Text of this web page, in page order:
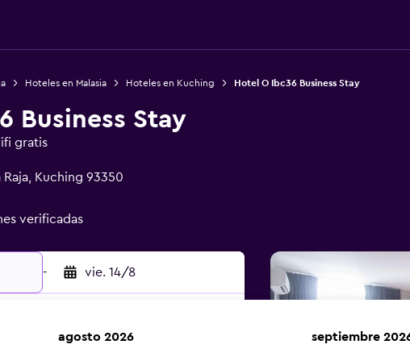
Hoteles en Malasia Hoteles en Kuching Hotel O Ibc36 Business Stay
Business Stay
gratis
Raja, Kuching 93350
verificadas
- vie. 14/8
agosto 2026 septiembre